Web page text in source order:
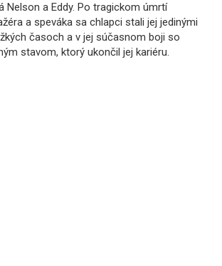
Nelson a Eddy. Po tragickom úmrtí
a speváka sa chlapci stali jej jedinými
časoch a v jej súčasnom boji so
stavom, ktorý ukončil jej kariéru.